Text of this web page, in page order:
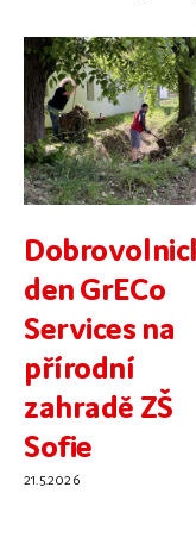
den GrECo
Services na
přírodní
zahradě ZŠ
Sofie
21.5.2026